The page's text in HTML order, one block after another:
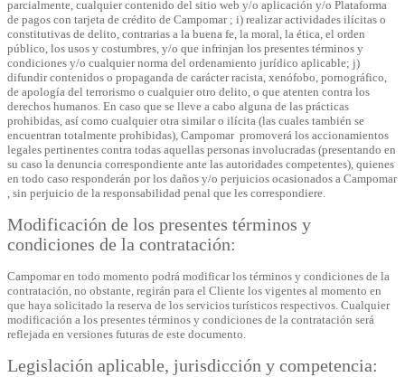
parcialmente, cualquier contenido del sitio web y/o aplicación y/o Plataforma
de pagos con tarjeta de crédito de Campomar ; i) realizar actividades ilícitas o
constitutivas de delito, contrarias a la buena fe, la moral, la ética, el orden
público, los usos y costumbres, y/o que infrinjan los presentes términos y
condiciones y/o cualquier norma del ordenamiento jurídico aplicable; j)
difundir contenidos o propaganda de carácter racista, xenófobo, pornográfico,
de apología del terrorismo o cualquier otro delito, o que atenten contra los
derechos humanos. En caso que se lleve a cabo alguna de las prácticas
prohibidas, así como cualquier otra similar o ilícita (las cuales también se
encuentran totalmente prohibidas), Campomar promoverá los accionamientos
legales pertinentes contra todas aquellas personas involucradas (presentando en
su caso la denuncia correspondiente ante las autoridades competentes), quienes
en todo caso responderán por los daños y/o perjuicios ocasionados a Campomar
, sin perjuicio de la responsabilidad penal que les correspondiere.
Modificación de los presentes términos y
condiciones de la contratación:
Campomar en todo momento podrá modificar los términos y condiciones de la
contratación, no obstante, regirán para el Cliente los vigentes al momento en
que haya solicitado la reserva de los servicios turísticos respectivos. Cualquier
modificación a los presentes términos y condiciones de la contratación será
reflejada en versiones futuras de este documento.
Legislación aplicable, jurisdicción y competencia: